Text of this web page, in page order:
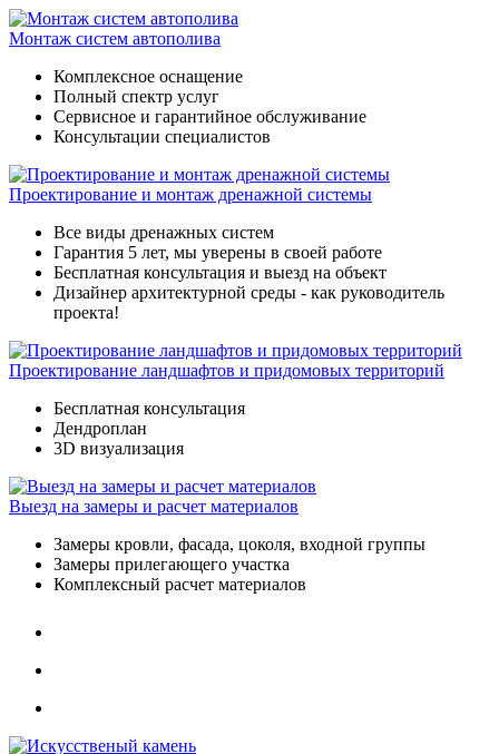
Монтаж систем автополива
Комплексное оснащение
Полный спектр услуг
Сервисное и гарантийное обслуживание
Консультации специалистов
Проектирование и монтаж дренажной системы
Все виды дренажных систем
Гарантия 5 лет, мы уверены в своей работе
Бесплатная консультация и выезд на объект
Дизайнер архитектурной среды - как руководитель
проекта!
Проектирование ландшафтов и придомовых территорий
Бесплатная консультация
Дендроплан
3D визуализация
Выезд на замеры и расчет материалов
Замеры кровли, фасада, цоколя, входной группы
Замеры прилегающего участка
Комплексный расчет материалов